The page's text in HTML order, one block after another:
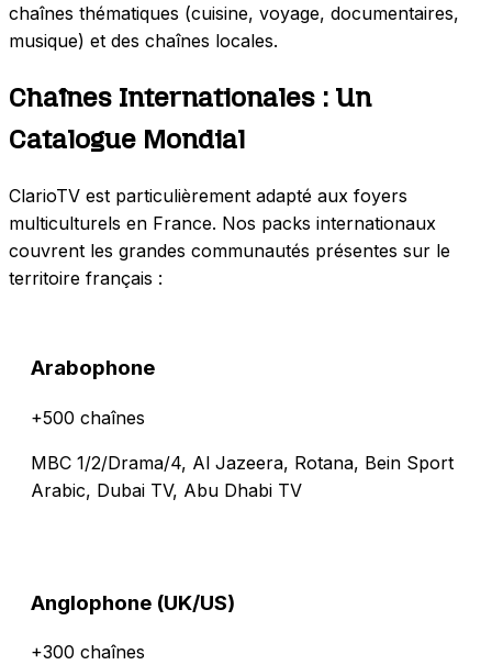
chaînes thématiques (cuisine, voyage, documentaires,
musique) et des chaînes locales.
Chaînes Internationales : Un
Catalogue Mondial
ClarioTV est particulièrement adapté aux foyers
multiculturels en France. Nos packs internationaux
couvrent les grandes communautés présentes sur le
territoire français :
Arabophone
+500 chaînes
MBC 1/2/Drama/4, Al Jazeera, Rotana, Bein Sport
Arabic, Dubai TV, Abu Dhabi TV
Anglophone (UK/US)
+300 chaînes